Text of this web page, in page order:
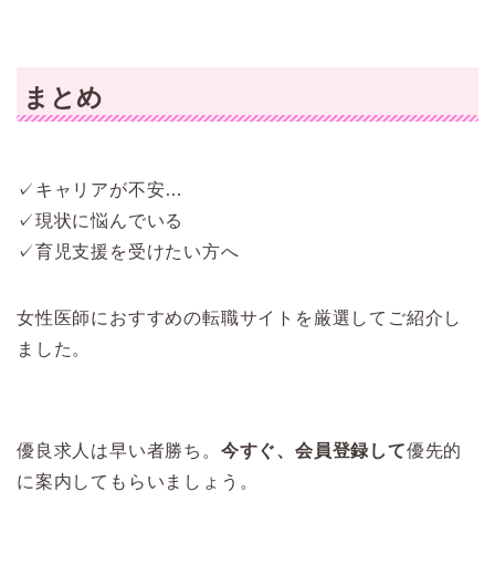
まとめ
✓キャリアが不安…
✓現状に悩んでいる
✓育児支援を受けたい方へ
女性医師におすすめの転職サイトを厳選してご紹介し
ました。
優良求人は早い者勝ち。 今すぐ、会員登録して優先的
に案内してもらいましょう。